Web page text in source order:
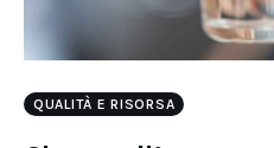
QUALITÀ E RISORSA